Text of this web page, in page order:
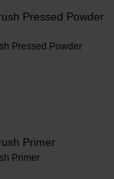
Pressed Powder
Pressed Powder
Primer
Primer